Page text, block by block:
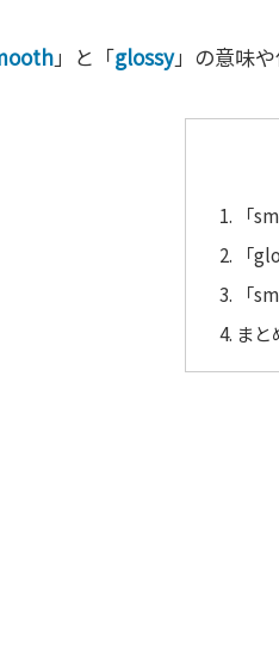
」と「glossy」の意味
「
「
「
まと